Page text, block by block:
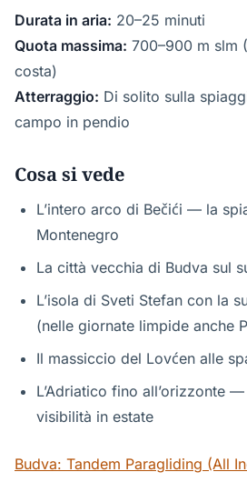
Durata in aria: 20–25 minuti
Quota massima: 700–900 m slm
costa)
Atterraggio: Di solito sulla
campo in pendio
Cosa si vede
L’intero arco di Bečići — la
Montenegro
La città vecchia di Budva sul
L’isola di Sveti Stefan con la
(nelle giornate limpide anche
Il massiccio del Lovćen alle
L’Adriatico fino all’orizzonte
visibilità in estate
Budva: Tandem Paragliding (All